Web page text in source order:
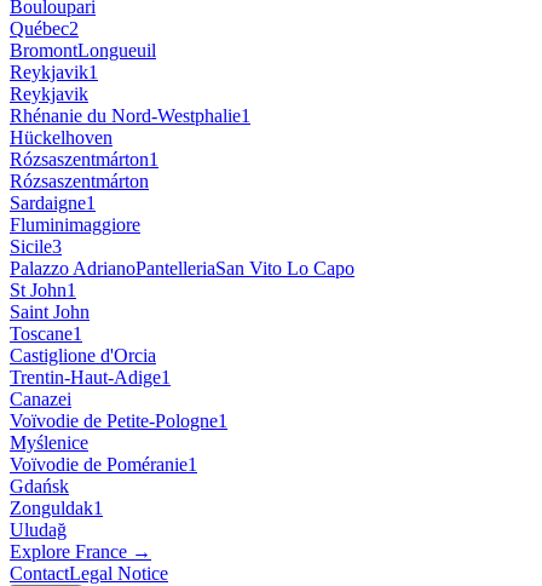
Bouloupari
Québec2
BromontLongueuil
Reykjavik1
Reykjavik
Rhénanie du Nord-Westphalie1
Hückelhoven
Rózsaszentmárton1
Rózsaszentmárton
Sardaigne1
Fluminimaggiore
Sicile3
Palazzo AdrianoPantelleriaSan Vito Lo Capo
St John1
Saint John
Toscane1
Castiglione d'Orcia
Trentin-Haut-Adige1
Canazei
Voïvodie de Petite-Pologne1
Myślenice
Voïvodie de Poméranie1
Gdańsk
Zonguldak1
Uludağ
Explore France →
ContactLegal Notice